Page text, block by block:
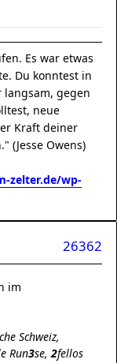
Es war etwas
Du konntest in
gegen
neue
Kraft deiner
(Jesse Owens)
zelter.de/wp-
26362
im
Schweiz,
Run3se,2fellos